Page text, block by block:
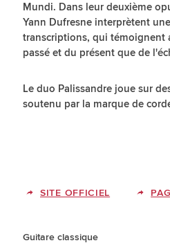
Mundi. Dans leur deuxième
Yann Dufresne interprètent
transcriptions, qui témoignent
passé et du présent que de
Le duo Palissandre joue sur
soutenu par la marque de
SITE OFFICIEL
Guitare classique